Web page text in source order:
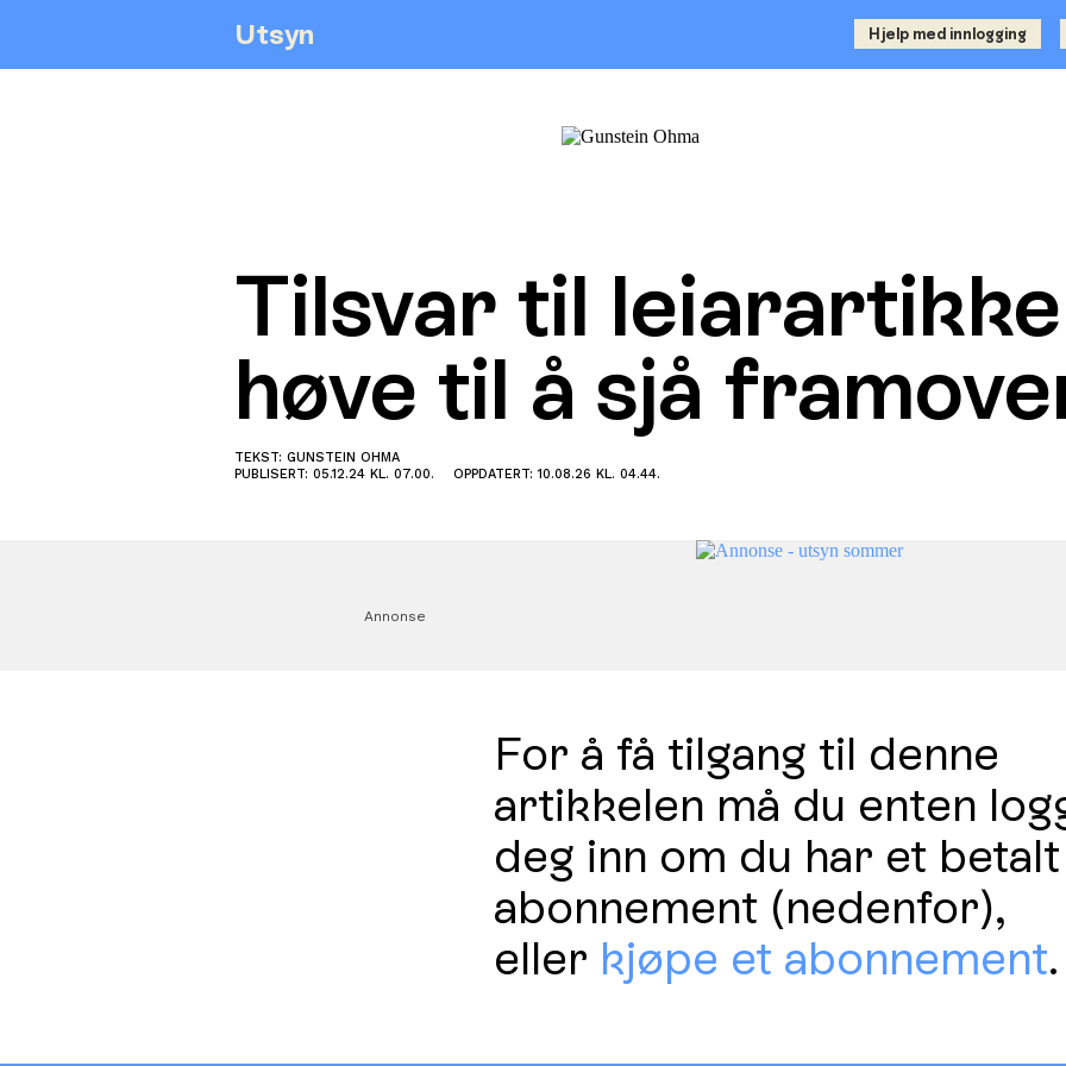
Utsyn Hjelp med innlogging
Tilsvar til
høve til å sjå
TEKST: GUNSTEIN OHMA
PUBLISERT: 05.12.24 KL. 07.00.
OPPDATERT: 10.08.26 KL. 04.44.
Annonse
For å få tilgang til denne
artikkelen må du enten
deg inn om du har et betalt
abonnement (nedenfor),
eller kjøpe et abonnement.